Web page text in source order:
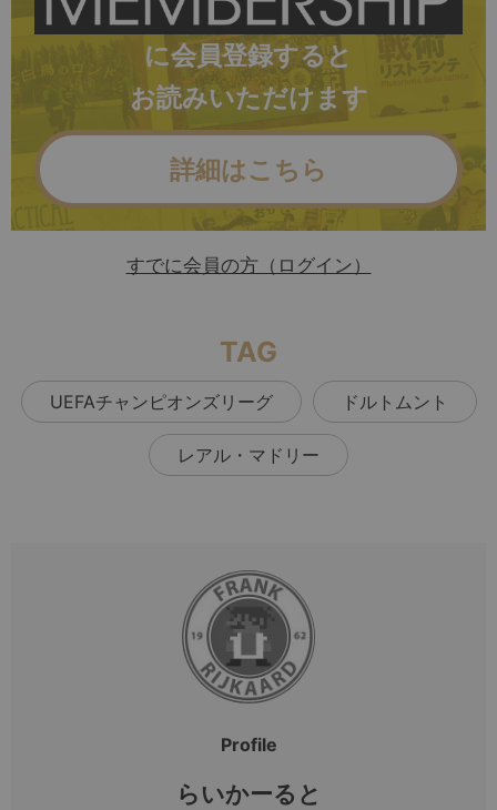
に会員登録すると
お読みいただけます
詳細はこちら
すでに会員の方（ログイン）
TAG
UEFAチャンピオンズリーグ ドルトムント
レアル・マドリー
Profile
らいかーると